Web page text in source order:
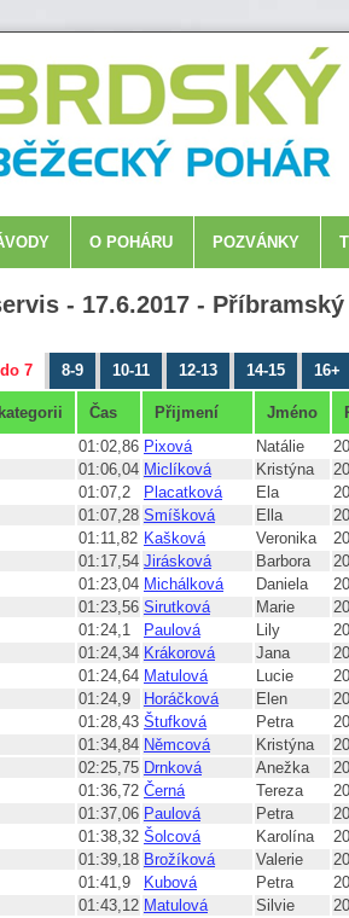
O POHÁRU POZVÁNKY
- 17.6.2017 -
7 8-9 10-11 12-13 14-15 16+
Čas Přijmení Jméno
01:02,86 Pixová Natálie
01:06,04 Miclíková Kristýna
01:07,2 Placatková Ela
01:07,28 Smíšková Ella
01:11,82 Kašková Veronika
01:17,54 Jirásková Barbora
01:23,04 Michálková Daniela
01:23,56 Sirutková Marie
01:24,1 Paulová Lily
01:24,34 Krákorová Jana
01:24,64 Matulová Lucie
01:24,9 Horáčková Elen
01:28,43 Štufková Petra
01:34,84 Němcová Kristýna
02:25,75 Drnková Anežka
01:36,72 Černá Tereza
01:37,06 Paulová Petra
01:38,32 Šolcová Karolína
01:39,18 Brožíková Valerie
01:41,9 Kubová Petra
01:43,12 Matulová Silvie